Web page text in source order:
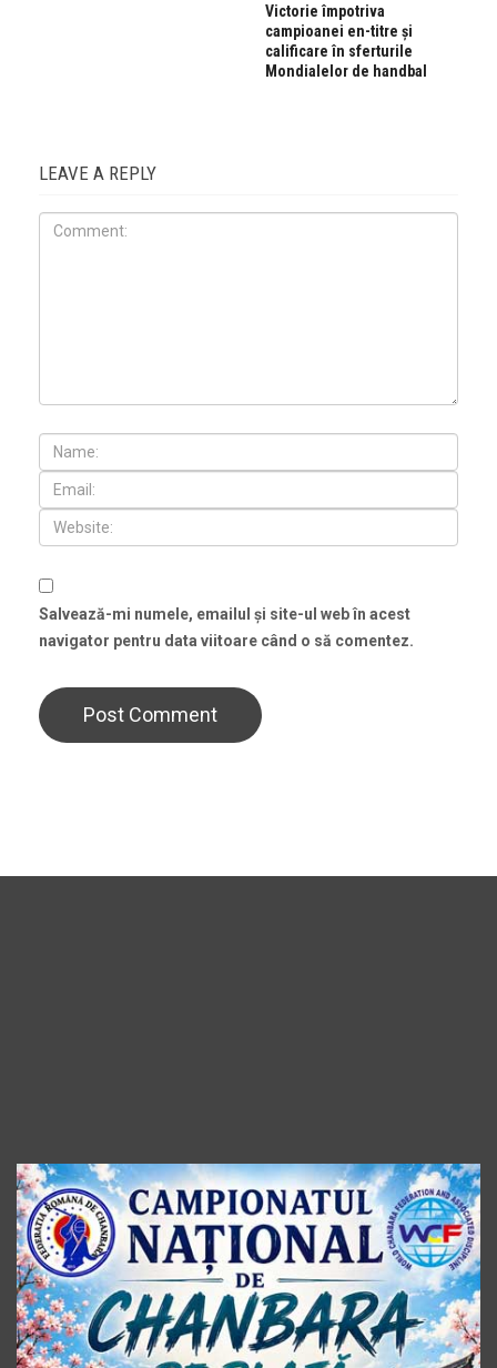
Victorie împotriva
campioanei en-titre şi
calificare în sferturile
Mondialelor de handbal
LEAVE A REPLY
Salvează-mi numele, emailul și site-ul web în acest
navigator pentru data viitoare când o să comentez.